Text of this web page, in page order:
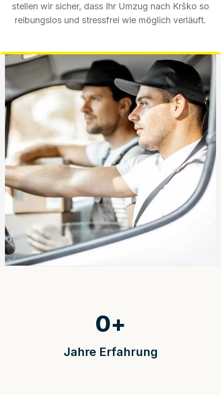
stellen wir sicher, dass Ihr Umzug nach Krško so
reibungslos und stressfrei wie möglich verläuft.
Jahre Erfahrung
0+